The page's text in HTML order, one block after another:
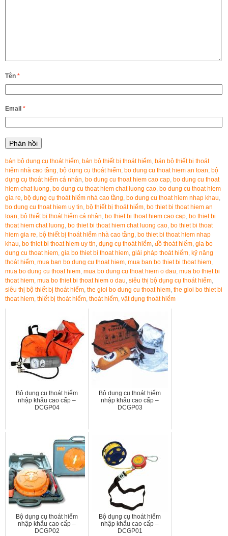
Tên *
Email *
bán bộ dụng cụ thoát hiểm, bán bộ thiết bị thoát hiểm, bán bộ thiết bị thoát
hiểm nhà cao tầng, bộ dụng cụ thoát hiểm, bo dung cu thoat hiem an toan, bộ
dụng cụ thoát hiểm cá nhân, bo dung cu thoat hiem cao cap, bo dung cu thoat
hiem chat luong, bo dung cu thoat hiem chat luong cao, bo dung cu thoat hiem
gia re, bộ dụng cụ thoát hiểm nhà cao tầng, bo dung cu thoat hiem nhap khau,
bo dung cu thoat hiem uy tin, bộ thiết bị thoát hiểm, bo thiet bi thoat hiem an
toan, bộ thiết bị thoát hiểm cá nhân, bo thiet bi thoat hiem cao cap, bo thiet bi
thoat hiem chat luong, bo thiet bi thoat hiem chat luong cao, bo thiet bi thoat
hiem gia re, bộ thiết bị thoát hiểm nhà cao tầng, bo thiet bi thoat hiem nhap
khau, bo thiet bi thoat hiem uy tin, dụng cụ thoát hiểm, đồ thoát hiểm, gia bo
dung cu thoat hiem, gia bo thiet bi thoat hiem, giải pháp thoát hiểm, kỹ năng
thoát hiểm, mua ban bo dung cu thoat hiem, mua ban bo thiet bi thoat hiem,
mua bo dung cu thoat hiem, mua bo dung cu thoat hiem o dau, mua bo thiet bi
thoat hiem, mua bo thiet bi thoat hiem o dau, siêu thị bộ dụng cụ thoát hiểm,
siêu thị bộ thiết bị thoát hiểm, the gioi bo dung cu thoat hiem, the gioi bo thiet bi
thoat hiem, thiết bị thoát hiểm, thoát hiểm, vật dụng thoát hiểm
Bộ dụng cụ thoát hiểm
nhập khẩu cao cấp –
DCGP04
Bộ dụng cụ thoát hiểm
nhập khẩu cao cấp –
DCGP03
Bộ dụng cụ thoát hiểm
nhập khẩu cao cấp –
DCGP02
Bộ dụng cụ thoát hiểm
nhập khẩu cao cấp –
DCGP01